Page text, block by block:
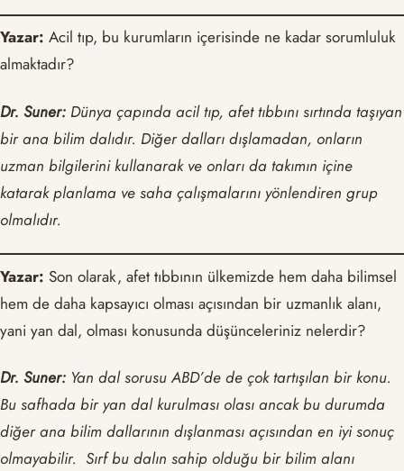
Yazar: Acil tıp, bu kurumların içerisinde ne kadar sorumluluk
almaktadır?
Dr. Suner: Dünya çapında acil tıp, afet tıbbını sırtında taşıyan
bir ana bilim dalıdır. Diğer dalları dışlamadan, onların
uzman bilgilerini kullanarak ve onları da takımın içine
katarak planlama ve saha çalışmalarını yönlendiren grup
olmalıdır.
Yazar: Son olarak, afet tıbbının ülkemizde hem daha bilimsel
hem de daha kapsayıcı olması açısından bir uzmanlık alanı,
yani yan dal, olması konusunda düşünceleriniz nelerdir?
Dr. Suner: Yan dal sorusu ABD’de de çok tartışılan bir konu.
Bu safhada bir yan dal kurulması olası ancak bu durumda
diğer ana bilim dallarının dışlanması açısından en iyi sonuç
olmayabilir. Sırf bu dalın sahip olduğu bir bilim alanı